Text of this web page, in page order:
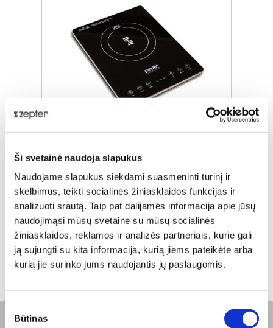
Ši svetainė naudoja slapukus
Naudojame slapukus siekdami suasmeninti turinį ir
skelbimus, teikti socialinės žiniasklaidos funkcijas ir
analizuoti srautą. Taip pat dalijamės informacija apie jūsų
naudojimąsi mūsų svetaine su mūsų socialinės
žiniasklaidos, reklamos ir analizės partneriais, kurie gali
ją sujungti su kita informacija, kurią jiems pateikėte arba
kurią jie surinko jums naudojantis jų paslaugomis.
pasirinkimas
Būtinas
INDUKCINĖ KAITLENTĖ
Įprasta kaina
ZepterClubⓘkaina
Prisijunkite ir pirkite
nuo -5% iki -40%